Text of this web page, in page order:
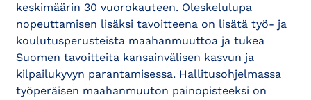
keskimäärin 30 vuorokauteen. Oleskelulupa
nopeuttamisen lisäksi tavoitteena on lisätä työ- ja
koulutusperusteista maahanmuuttoa ja tukea
Suomen tavoitteita kansainvälisen kasvun ja
kilpailukyvyn parantamisessa. Hallitusohjelmassa
työperäisen maahanmuuton painopisteeksi on